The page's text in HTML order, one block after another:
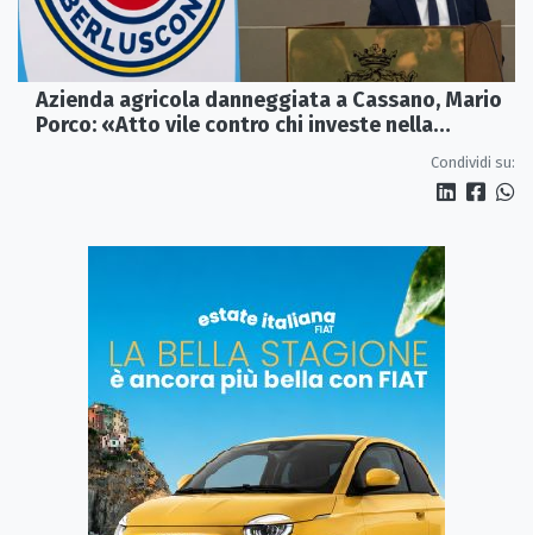
Azienda agricola danneggiata a Cassano, Mario
Porco: «Atto vile contro chi investe nella
Condividi su: